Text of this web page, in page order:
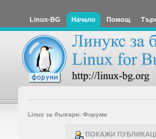
Linux-BG Начало Помощ
Linux за българи: Форуми
ПОКАЖИ